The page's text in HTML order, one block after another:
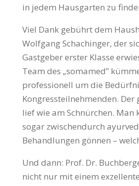
in jedem Hausgarten zu
Viel Dank gebührt dem
Wolfgang Schachinger, der
Gastgeber erster Klasse
Team des „somamed”
professionell um die
Kongressteilnehmenden. Der
lief wie am Schnürchen. Man
sogar zwischendurch
Behandlungen gönnen –
Und dann: Prof. Dr.
nicht nur mit einem